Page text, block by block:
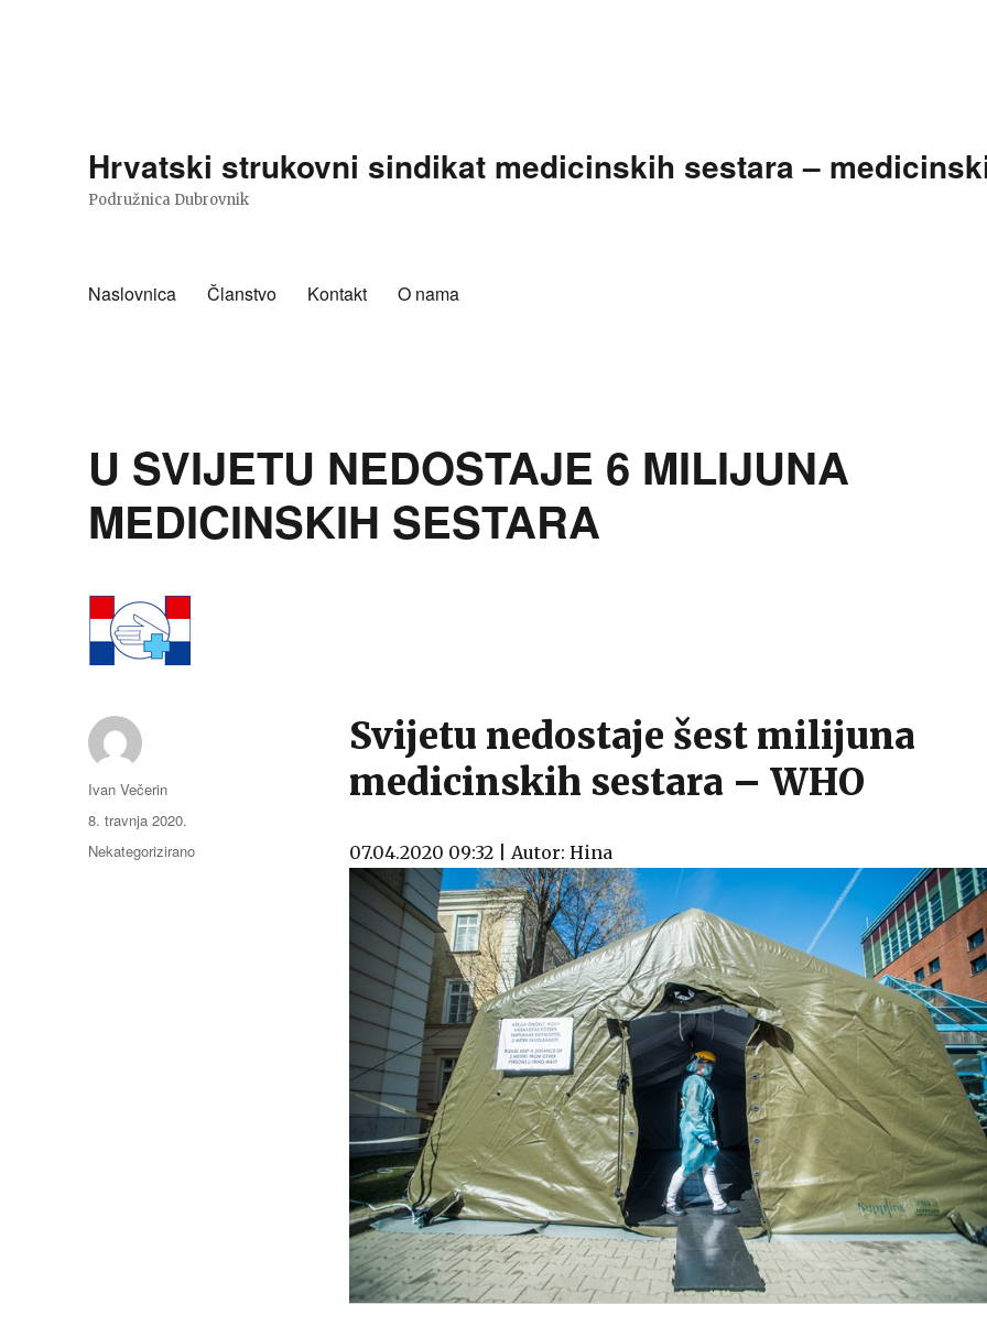
Hrvatski strukovni sindikat medicinskih sestara –
Podružnica Dubrovnik
Naslovnica Članstvo Kontakt O nama
U SVIJETU NEDOSTAJE 6 MILIJUNA
MEDICINSKIH SESTARA
Svijetu nedostaje šest milijuna
medicinskih sestara – WHO
07.04.2020 09:32| Autor: Hina
Autor
Ivan Večerin
Objavljeno
dana
8. travnja 2020.
Kategorije
Nekategorizirano